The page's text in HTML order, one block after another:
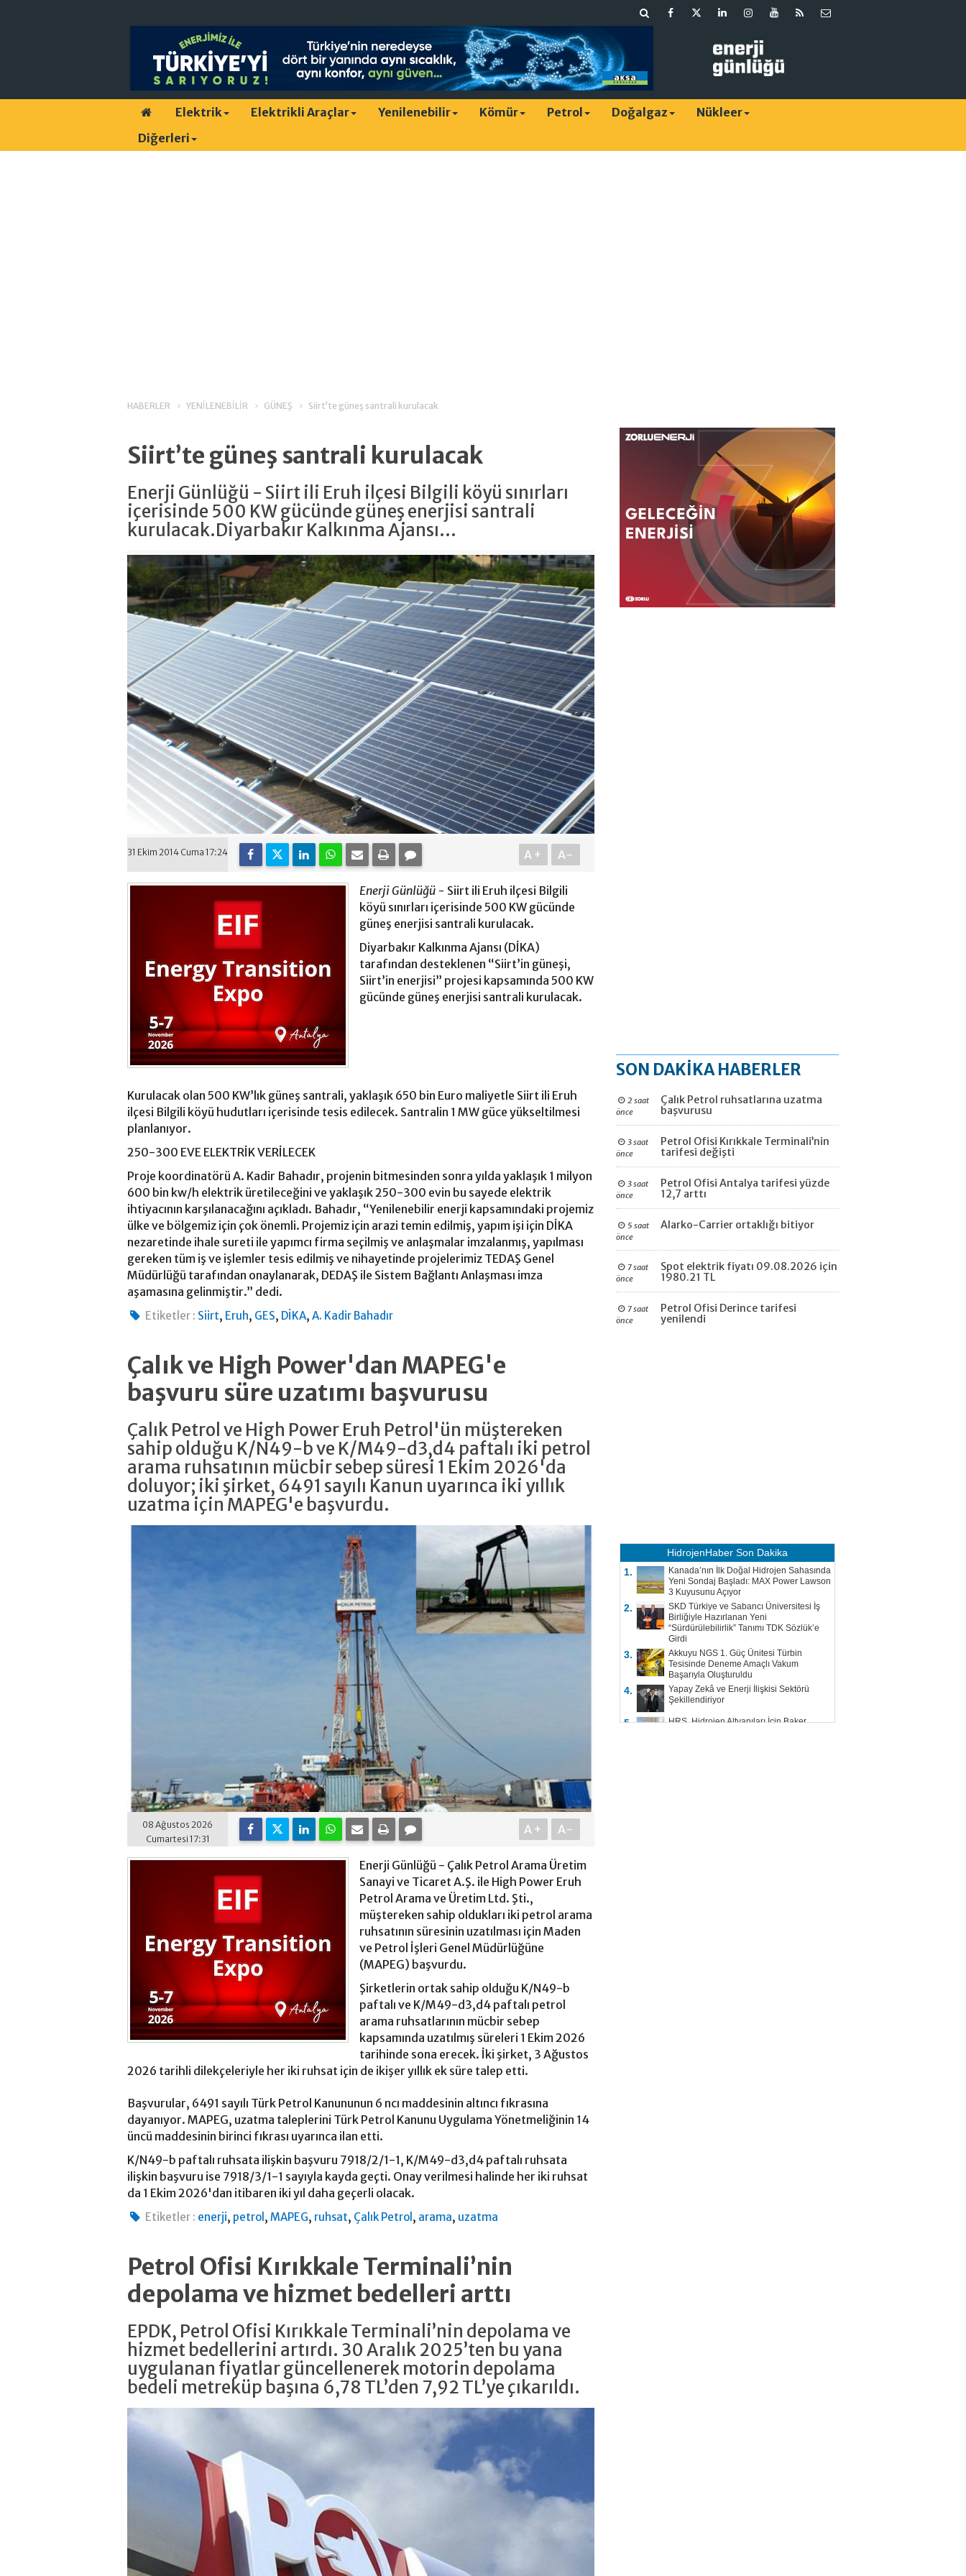
Elektrik Elektrikli Araçlar Yenilenebilir Kömür Petrol Doğalgaz
Nükleer
Diğerleri
HABERLER YENİLENEBİLİR GÜNEŞ Siirt’te güneş santrali kurulacak
Siirt’te güneş santrali kurulacak
Enerji Günlüğü - Siirt ili Eruh ilçesi Bilgili köyü sınırları
içerisinde 500 KW gücünde güneş enerjisi santrali
kurulacak.Diyarbakır Kalkınma Ajansı...
31 Ekim 2014 Cuma 17:24 A+ A-
Enerji Günlüğü - Siirt ili Eruh ilçesi Bilgili
köyü sınırları içerisinde 500 KW gücünde
güneş enerjisi santrali kurulacak.
Diyarbakır Kalkınma Ajansı (DİKA)
tarafından desteklenen “Siirt’in güneşi,
Siirt’in enerjisi” projesi kapsamında 500 KW
gücünde güneş enerjisi santrali kurulacak.
Kurulacak olan 500 KW’lık güneş santrali, yaklaşık 650 bin Euro maliyetle Siirt ili Eruh
ilçesi Bilgili köyü hudutları içerisinde tesis edilecek. Santralin 1 MW güce yükseltilmesi
planlanıyor.
250-300 EVE ELEKTRİK VERİLECEK
Proje koordinatörü A. Kadir Bahadır, projenin bitmesinden sonra yılda yaklaşık 1 milyon
600 bin kw/h elektrik üretileceğini ve yaklaşık 250-300 evin bu sayede elektrik
ihtiyacının karşılanacağını açıkladı. Bahadır, “Yenilenebilir enerji kapsamındaki projemiz
ülke ve bölgemiz için çok önemli. Projemiz için arazi temin edilmiş, yapım işi için DİKA
nezaretinde ihale sureti ile yapımcı firma seçilmiş ve anlaşmalar imzalanmış, yapılması
gereken tüm iş ve işlemler tesis edilmiş ve nihayetinde projelerimiz TEDAŞ Genel
Müdürlüğü tarafından onaylanarak, DEDAŞ ile Sistem Bağlantı Anlaşması imza
aşamasına gelinmiştir.” dedi.
Etiketler : Siirt, Eruh, GES, DİKA,A. Kadir Bahadır
Çalık ve High Power'dan MAPEG'e
başvuru süre uzatımı başvurusu
Çalık Petrol ve High Power Eruh Petrol'ün müştereken
sahip olduğu K/N49-b ve K/M49-d3,d4 paftalı iki petrol
arama ruhsatının mücbir sebep süresi 1 Ekim 2026'da
doluyor; iki şirket, 6491 sayılı Kanun uyarınca iki yıllık
uzatma için MAPEG'e başvurdu.
08 Ağustos 2026
Cumartesi 17:31
A+ A-
Enerji Günlüğü - Çalık Petrol Arama Üretim
Sanayi ve Ticaret A.Ş. ile High Power Eruh
Petrol Arama ve Üretim Ltd. Şti.,
müştereken sahip oldukları iki petrol arama
ruhsatının süresinin uzatılması için Maden
ve Petrol İşleri Genel Müdürlüğüne
(MAPEG) başvurdu.
Şirketlerin ortak sahip olduğu K/N49-b
paftalı ve K/M49-d3,d4 paftalı petrol
arama ruhsatlarının mücbir sebep
kapsamında uzatılmış süreleri 1 Ekim 2026
tarihinde sona erecek. İki şirket, 3 Ağustos
2026 tarihli dilekçeleriyle her iki ruhsat için de ikişer yıllık ek süre talep etti.
Başvurular, 6491 sayılı Türk Petrol Kanununun 6 ncı maddesinin altıncı fıkrasına
dayanıyor. MAPEG, uzatma taleplerini Türk Petrol Kanunu Uygulama Yönetmeliğinin 14
üncü maddesinin birinci fıkrası uyarınca ilan etti.
K/N49-b paftalı ruhsata ilişkin başvuru 7918/2/1-1, K/M49-d3,d4 paftalı ruhsata
ilişkin başvuru ise 7918/3/1-1 sayıyla kayda geçti. Onay verilmesi halinde her iki ruhsat
da 1 Ekim 2026'dan itibaren iki yıl daha geçerli olacak.
Etiketler : enerji, petrol ,MAPEG, ruhsat, Çalık Petrol , arama, uzatma
Petrol Ofisi Kırıkkale Terminali’nin
depolama ve hizmet bedelleri arttı
EPDK, Petrol Ofisi Kırıkkale Terminali’nin depolama ve
hizmet bedellerini artırdı. 30 Aralık 2025’ten bu yana
uygulanan fiyatlar güncellenerek motorin depolama
bedeli metreküp başına 6,78 TL’den 7,92 TL’ye çıkarıldı.
SON DAKİKA HABERLER
2 saat
önce
Çalık Petrol ruhsatlarına uzatma
başvurusu
3 saat
önce
Petrol Ofisi Kırıkkale Terminali’nin
tarifesi değişti
3 saat
önce
Petrol Ofisi Antalya tarifesi yüzde
12,7 arttı
5 saat
önce
Alarko-Carrier ortaklığı bitiyor
7 saat
önce
Spot elektrik fiyatı 09.08.2026 için
1980.21 TL
7 saat
önce
Petrol Ofisi Derince tarifesi
yenilendi
HidrojenHaber Son Dakika
1.
Kanada’nın İlk Doğal Hidrojen Sahasında
Yeni Sondaj Başladı: MAX Power Lawson
3 Kuyusunu Açıyor
2.
SKD Türkiye ve Sabancı Üniversitesi İş
Birliğiyle Hazırlanan Yeni
“Sürdürülebilirlik” Tanımı TDK Sözlük’e
Girdi
3.
Akkuyu NGS 1. Güç Ünitesi Türbin
Tesisinde Deneme Amaçlı Vakum
Başarıyla Oluşturuldu
4.
Yapay Zekâ ve Enerji İlişkisi Sektörü
Şekillendiriyor
5.
HRS, Hidrojen Altyapıları İçin Baker